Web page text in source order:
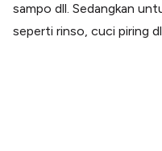
sampo dll. Sedangkan
seperti rinso, cuci piring